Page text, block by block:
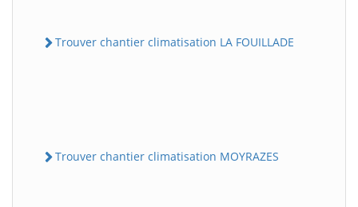
Trouver chantier climatisation LA FOUILLADE
Trouver chantier climatisation MOYRAZES